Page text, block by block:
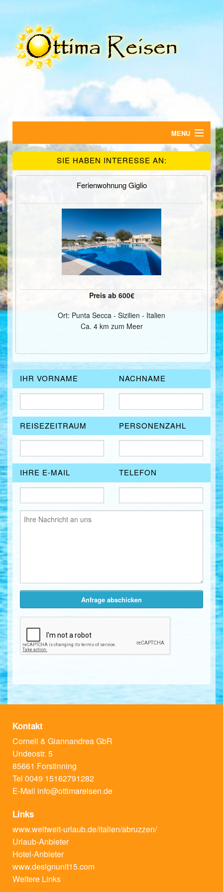
MENU
HOME
FERIENWOHNUNGEN
KONTAKT/ANFRAGE
FEEDBACKS
SIE HABEN INTERESSE AN:
Ferienwohnung Giglio
Preis ab 600€
Ort: Punta Secca - Sizilien - Italien
Ca. 4 km zum Meer
IHR VORNAME NACHNAME
REISEZEITRAUM PERSONENZAHL
IHRE E-MAIL TELEFON
Kontakt
Corneli & Giannandrea GbR
Undeostr. 5
85661 Forstinning
Tel 0049 15162791282
E-Mail info@ottimareisen.de
Links
www.weltweit-urlaub.de/italien/abruzzen/
Urlaub-Anbieter
Hotel-Anbieter
www.designunit15.com
Weitere Links